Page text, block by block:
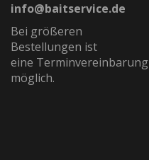
info@baitservice.de
Bei größeren
Bestellungen ist
eine Terminvereinbarung
möglich.